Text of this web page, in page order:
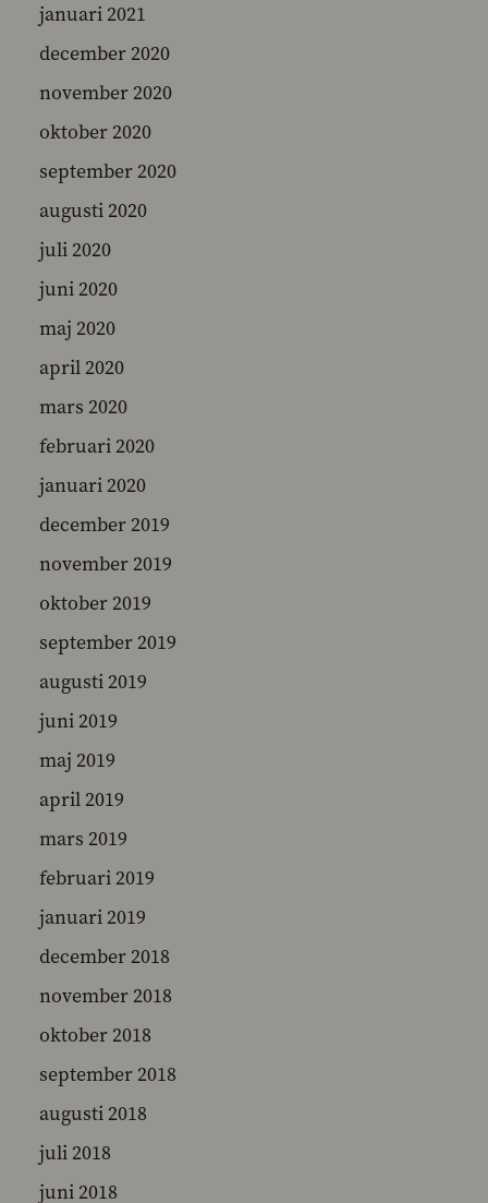
januari 2021
december 2020
november 2020
oktober 2020
september 2020
augusti 2020
juli 2020
juni 2020
maj 2020
april 2020
mars 2020
februari 2020
januari 2020
december 2019
november 2019
oktober 2019
september 2019
augusti 2019
juni 2019
maj 2019
april 2019
mars 2019
februari 2019
januari 2019
december 2018
november 2018
oktober 2018
september 2018
augusti 2018
juli 2018
juni 2018